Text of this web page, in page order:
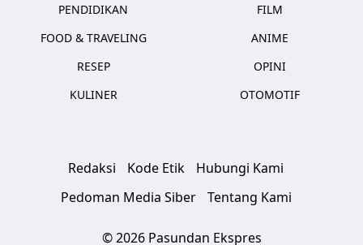
PENDIDIKAN
FOOD & TRAVELING
RESEP
KULINER
FILM
ANIME
OPINI
OTOMOTIF
Redaksi Kode Etik
Hubungi Kami
Pedoman Media Siber
Tentang Kami
© 2026 Pasundan Ekspres